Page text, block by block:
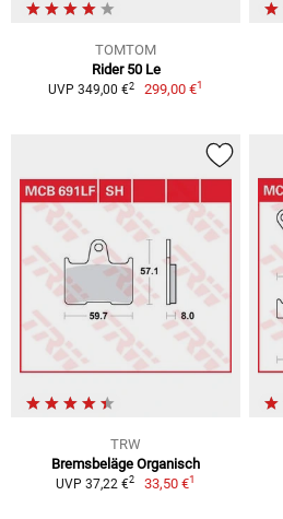
TOMTOM
Rider 50 Le
UVP 349,00 €2 299,00 €1
TRW
Bremsbeläge Organisch
UVP 37,22 €2 33,50 €1